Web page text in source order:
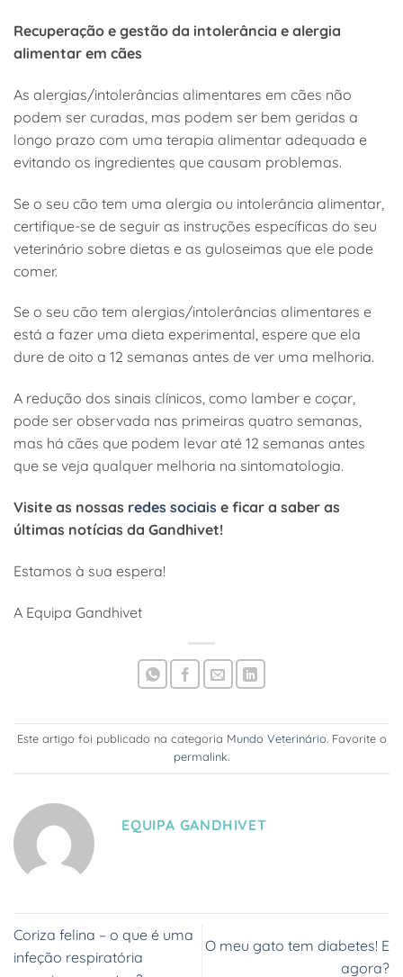
Recuperação e gestão da intolerância e alergia
alimentar em cães
As alergias/intolerâncias alimentares em cães não
podem ser curadas, mas podem ser bem geridas a
longo prazo com uma terapia alimentar adequada e
evitando os ingredientes que causam problemas.
Se o seu cão tem uma alergia ou intolerância alimentar,
certifique-se de seguir as instruções específicas do seu
veterinário sobre dietas e as guloseimas que ele pode
comer.
Se o seu cão tem alergias/intolerâncias alimentares e
está a fazer uma dieta experimental, espere que ela
dure de oito a 12 semanas antes de ver uma melhoria.
A redução dos sinais clínicos, como lamber e coçar,
pode ser observada nas primeiras quatro semanas,
mas há cães que podem levar até 12 semanas antes
que se veja qualquer melhoria na sintomatologia.
Visite as nossas redes sociais e ficar a saber as
últimas notícias da Gandhivet!
Estamos à sua espera!
A Equipa Gandhivet
Este artigo foi publicado na categoria Mundo Veterinário . Favorite o
permalink
EQUIPA GANDHIVET
Coriza felina – o que é uma
infeção respiratória
O meu gato tem diabetes! E
agora?